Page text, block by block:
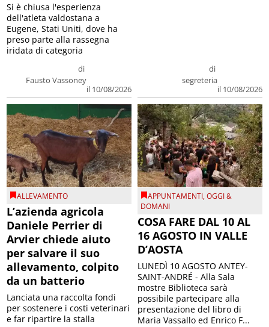
di
Fausto Vassoney
il 10/08/2026
Si è chiusa l'esperienza
dell'atleta valdostana a
Eugene, Stati Uniti, dove ha
preso parte alla rassegna
iridata di categoria
di
segreteria
il 10/08/2026
ALLEVAMENTO
L’azienda agricola
Daniele Perrier di
Arvier chiede aiuto
per salvare il suo
allevamento, colpito
da un batterio
Lanciata una raccolta fondi
per sostenere i costi veterinari
e far ripartire la stalla
APPUNTAMENTI,OGGI &
DOMANI
COSA FARE DAL 10 AL
16 AGOSTO IN VALLE
D’AOSTA
LUNEDÌ 10 AGOSTO ANTEY-
SAINT-ANDRÉ - Alla Sala
mostre Biblioteca sarà
possibile partecipare alla
presentazione del libro di
Maria Vassallo ed Enrico F...